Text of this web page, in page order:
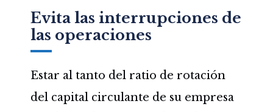
Evita las interrupciones de
las operaciones
Estar al tanto del ratio de rotación
del capital circulante de su empresa